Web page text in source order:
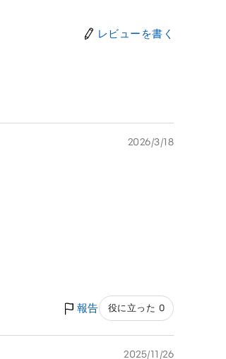
レビューを書く
2026/3/18
報告 役に立った 0
2025/11/26